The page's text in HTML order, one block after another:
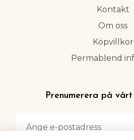
Kontakt
Om oss
Köpvillkor
Permablend
Prenumerera på